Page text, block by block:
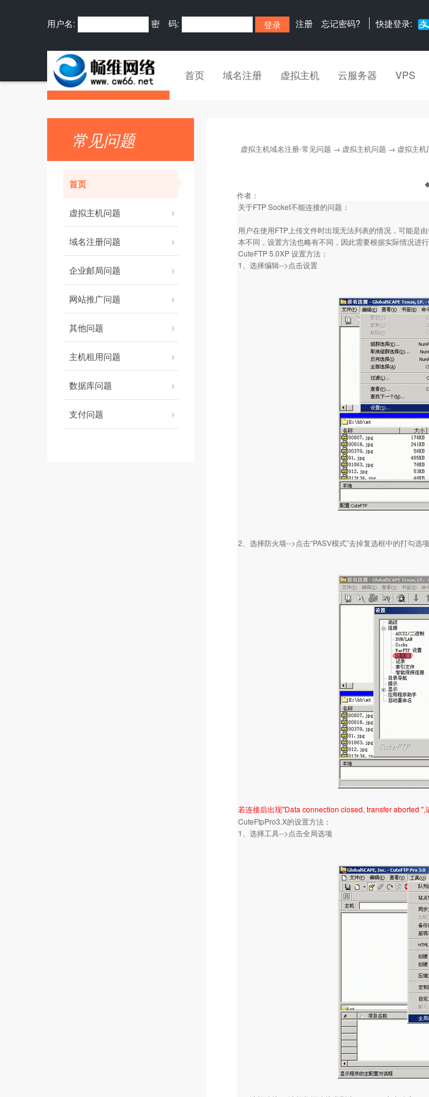
用户名: 密 码: 注册 忘记密码? 快捷登录:
首页 域名注册 虚拟主机 云服务器 VPS
常见问题
首页
虚拟主机问题
域名注册问题
企业邮局问题
网站推广问题
其他问题
主机租用问题
数据库问题
支付问题
虚拟主机域名注册-常见问题 → 虚拟主机问题 → 虚拟主机
作者：
关于FTP Socket不能连接的问题：
用户在使用FTP上传文件时出现无法列表的情况，可能是
本不同，设置方法也略有不同，因此需要根据实际情况进
CuteFTP 5.0XP 设置方法：
1、选择编辑-->点击设置
2、选择防火墙-->点击“PASV模式”去掉复选框中的打勾选
若连接后出现"Data connection closed, transfer aborted ",
CuteFtpPro3.X的设置方法：
1、选择工具-->点击全局选项